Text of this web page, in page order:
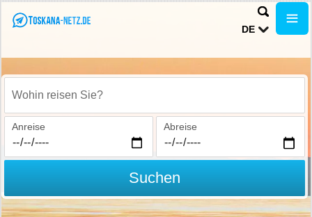
DE
Wohin reisen Sie?
Anreise Abreise
Suchen